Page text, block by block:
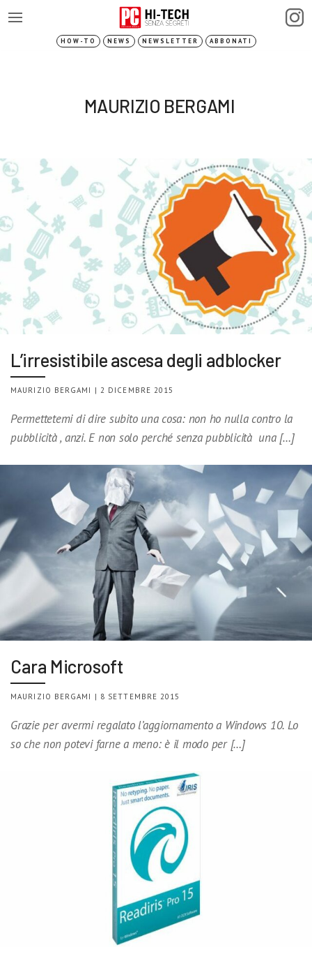
HOW-TO NEWS NEWSLETTER ABBONATI
MAURIZIO BERGAMI
L’irresistibile ascesa degli adblocker
MAURIZIO BERGAMI | 2 DICEMBRE 2015
Permettetemi di dire subito una cosa: non ho nulla contro la
pubblicità , anzi. E non solo perché senza pubblicità una […]
Cara Microsoft
MAURIZIO BERGAMI | 8 SETTEMBRE 2015
Grazie per avermi regalato l’aggiornamento a Windows 10. Lo
so che non potevi farne a meno: è il modo per […]